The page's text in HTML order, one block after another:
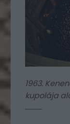
1963.
kupolája